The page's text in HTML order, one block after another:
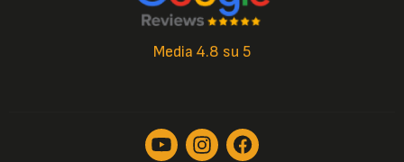
Media 4.8 su 5